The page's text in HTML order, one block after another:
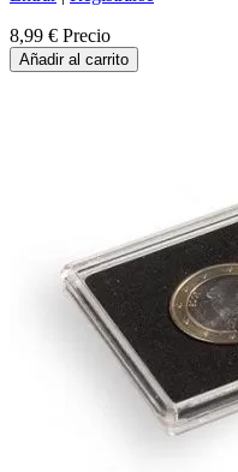
8,99 € Precio
Añadir al carrito